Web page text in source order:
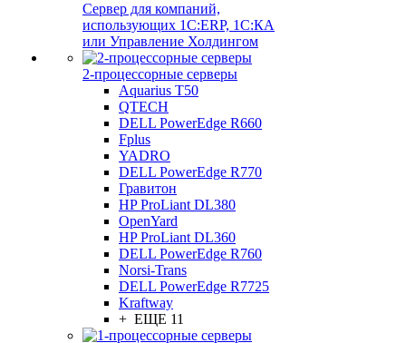
Сервер для компаний,
использующих 1C:ERP, 1С:КА
или Управление Холдингом
2-процессорные серверы
Aquarius T50
QTECH
DELL PowerEdge R660
Fplus
YADRO
DELL PowerEdge R770
Гравитон
HP ProLiant DL380
OpenYard
HP ProLiant DL360
DELL PowerEdge R760
Norsi-Trans
DELL PowerEdge R7725
Kraftway
+ ЕЩЕ 11